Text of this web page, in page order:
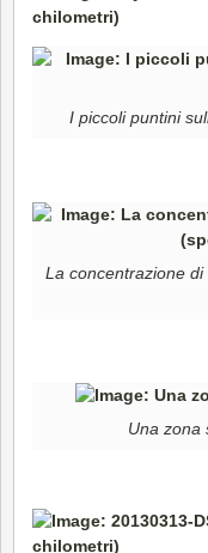
I piccoli puntini
La concentrazione
Una zona